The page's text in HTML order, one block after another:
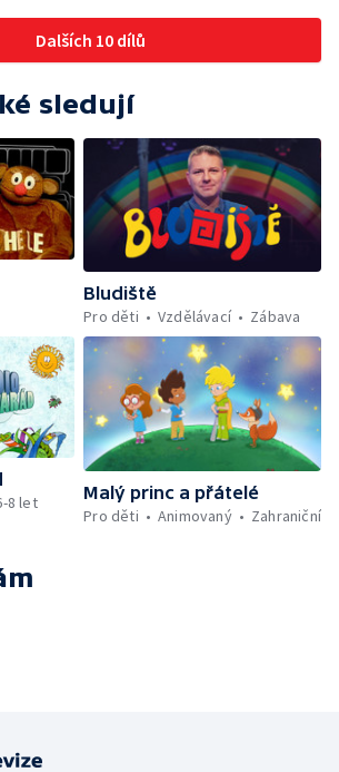
Dalších 10 dílů
sledují
Bludiště
Pro děti
Vzdělávací Zábava
8 let
Malý princ a přátelé
Pro děti
Animovaný Zahraniční